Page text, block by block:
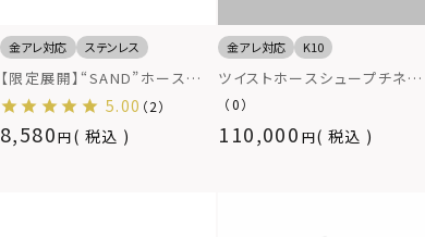
金アレ対応 ステンレス
【限定展開】“SAND”ホースシュ
ーネックレス/サージカルステン
レス316L（金属アレルギー対
応）
8,580 税込
5.00 （2）
金アレ対応 K10
ツイストホースシュープチネック
レス/K10ゴールド
110,000 税込
（0）